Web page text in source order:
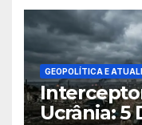
GEOPOLÍTICA E
Ucrânia: 5